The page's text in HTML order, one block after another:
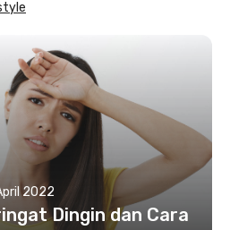
2022
Dingin dan Cara